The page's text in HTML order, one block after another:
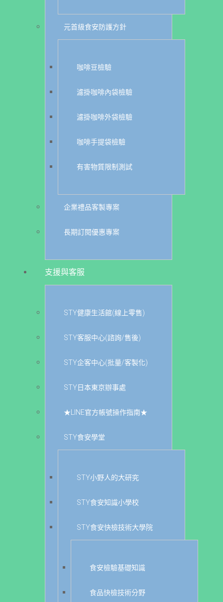
元首級食安防護方針
咖啡豆檢驗
濾掛咖啡內袋檢驗
濾掛咖啡外袋檢驗
咖啡手提袋檢驗
有害物質限制測試
企業禮品客製專案
長期訂閱優惠專案
支援與客服
STY健康生活館(線上零售)
STY客服中心(諮詢/售後)
STY企客中心(批量/客製化)
STY日本東京辦事處
★LINE官方帳號操作指南★
STY食安學堂
STY小野人的大研究
STY食安知識小學校
STY食安快檢技術大學院
食安檢驗基礎知識
食品快檢技術分野